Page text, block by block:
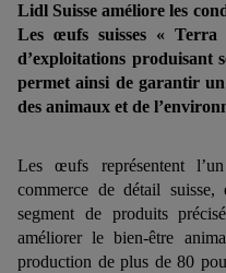
Lidl Suisse améliore les
Les œufs suisses «
d’exploitations produisant
permet ainsi de garantir
des animaux et de
Les œufs représentent
commerce de détail
segment de produits
améliorer le bien-être
production de plus de 80